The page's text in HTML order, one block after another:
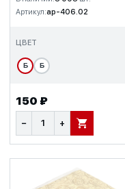
Артикул:ap-406.02
ЦВЕТ
Б Б
150 ₽
− + В КОРЗИНУ